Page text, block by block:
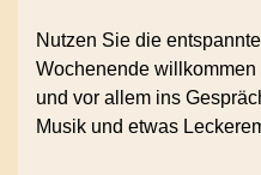
Nutzen Sie die
Wochenende
und vor allem ins
Musik und etwas